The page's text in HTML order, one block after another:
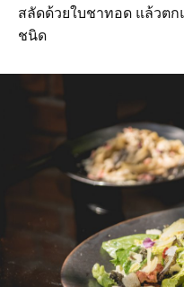
สลัดด้วยใบชาทอด แล้วต
ชนิด